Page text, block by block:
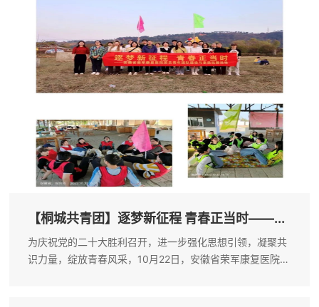
【桐城共青团】逐梦新征程 青春正当时——...
为庆祝党的二十大胜利召开，进一步强化思想引领，凝聚共
识力量，绽放青春风采，10月22日，安徽省荣军康复医院团